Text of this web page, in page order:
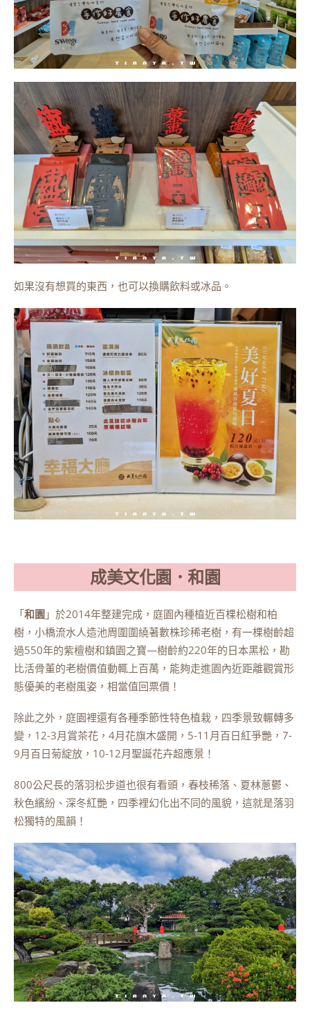
如果沒有想買的東西，也可以換購飲料或冰品。
成美文化園．和園
「和園 」於2014年整建完成，庭園內種植近百棵松樹和柏
樹，小橋流水人造池周圍圍繞著數株珍稀老樹，有一棵樹齡超
過550年的紫檀樹和鎮園之寶—樹齡約220年的日本黑松，勘
比活骨董的老樹價值動輒上百萬，能夠走進園內近距離觀賞形
態優美的老樹風姿，相當值回票價！
除此之外，庭園裡還有各種季節性特色植栽，四季景致輾轉多
變，12-3月賞茶花，4月花旗木盛開，5-11月百日紅爭艷，7-
9月百日菊綻放，10-12月聖誕花卉超應景！
800公尺長的落羽松步道也很有看頭，春枝稀落、夏林蔥鬱、
秋色繽紛、深冬紅艷，四季裡幻化出不同的風貌，這就是落羽
松獨特的風韻！